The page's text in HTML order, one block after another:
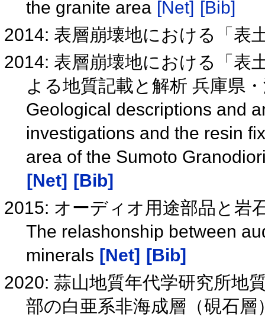
the granite area [Net] [Bib]
2014: 表層崩壊地における「表
2014: 表層崩壊地における「表
よる地質記載と解析 兵庫県
Geological descriptions and
investigations and the resin
area of the Sumoto
[Net]
[Bib]
2015: オーディオ用途部品と岩
The relashonship between
minerals [Net]
[Bib]
2020: 蒜山地質年代学研究所地
部の白亜系非海成層（硯石